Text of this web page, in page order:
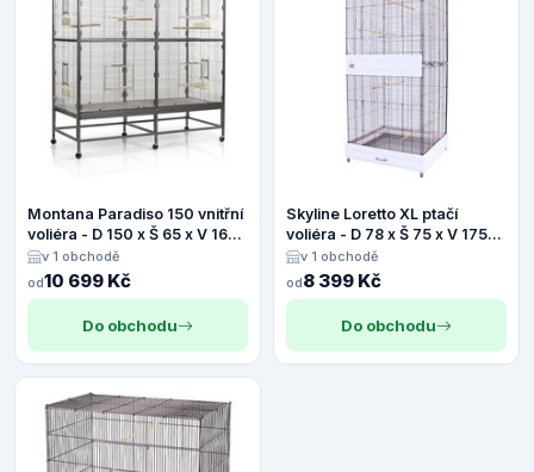
Montana Paradiso 150 vnitřní
voliéra - D 150 x Š 65 x V 161
cm (2 balíky*)
v 1 obchodě
od10 699 Kč
Do obchodu
Skyline Loretto XL ptačí
voliéra - D 78 x Š 75 x V 175
cmv 1 obchodě
od8 399 Kč
Do obchodu